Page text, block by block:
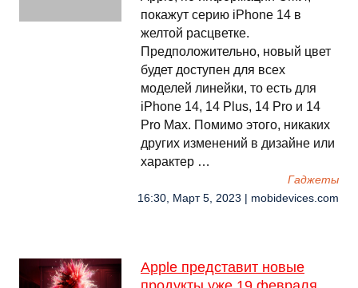
покажут серию iPhone 14 в
желтой расцветке.
Предположительно, новый цвет
будет доступен для всех
моделей линейки, то есть для
iPhone 14, 14 Plus, 14 Pro и 14
Pro Max. Помимо этого, никаких
других изменений в дизайне или
характер …
Гаджеты
16:30, Март 5, 2023 | mobidevices.com
Apple представит новые